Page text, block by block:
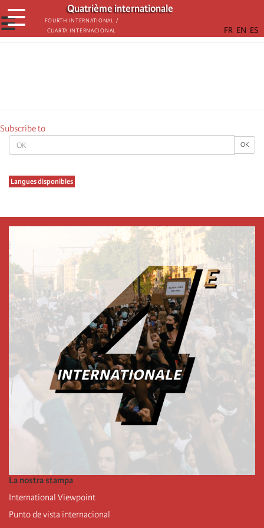
Skip
to
main
Quatrième internationale
Fourth International /
Cuarta Internacional
☰
☰
OK OK
Langues disponibles
Subscribe to
La nostra stampa
International Viewpoint
Punto de vista internacional